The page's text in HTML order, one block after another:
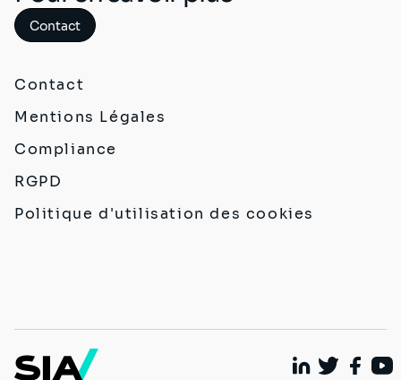
Contact
Contact
Mentions Légales
Compliance
RGPD
Politique d'utilisation des cookies